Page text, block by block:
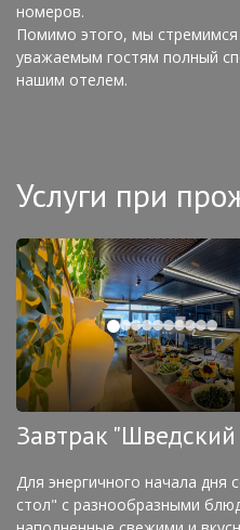
номеров.
Помимо этого, мы
уважаемым гостям полный
нашим отелем.
Услуги при
Завтрак "Шведский
Для энергичного начала дня
стол" с разнообразными